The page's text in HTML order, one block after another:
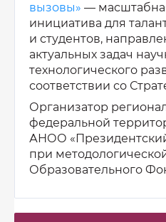
вызовы» —
инициатива для
и студентов,
актуальных задач
технологического
соответствии со
Организатор
федеральной
АНОО
при
Образовательного